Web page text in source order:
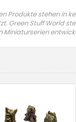
Produkte stehen in
Green Stuff World
Miniaturserien